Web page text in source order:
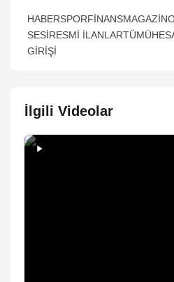
SESİRESMİ
GİRİŞİ
İlgili Videolar